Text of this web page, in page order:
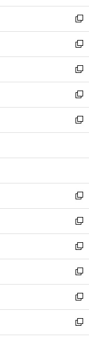
開
く
ウ
で
開
く
ン
ド
ウ
で
開
く
ウ
ィ
ン
ド
ウ
で
開
く
新
し
い
ウ
ィ
ン
ド
ウ
で
開
新
し
い
ウ
ィ
ン
ド
ウ
開
新
し
い
ウ
ィ
ン
ウ
開
く
新
し
い
ウ
ン
ウ
で
開
く
新
し
ウ
ン
ド
ウ
で
開
く
新
し
い
ウ
ィ
ン
ド
ウ
で
開
く
新
し
い
ウ
ィ
ン
ド
ウ
で
開
新
し
い
ウ
ィ
ン
ド
ウ
新
し
い
ウ
ィ
ン
新
し
い
ウ
新
し